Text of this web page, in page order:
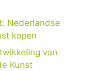
Nederlandse
kopen
van
Kunst